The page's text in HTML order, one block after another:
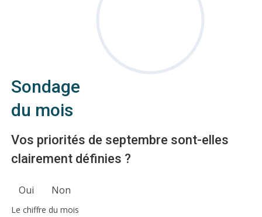
Sondage
du mois
Vos priorités de septembre sont-elles
clairement définies ?
Oui Non
Le chiffre du mois